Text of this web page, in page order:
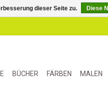
BÜCHER FÄRBEN MALEN
dieser Seite zu. Diese